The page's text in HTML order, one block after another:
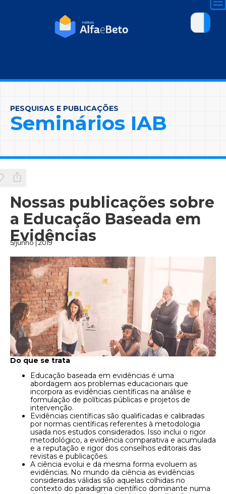
PESQUISAS E PUBLICAÇÕES
Seminários IAB
Nossas publicações sobre
a Educação Baseada em
Evidências
5/junho | 2019
Do que se trata
Educação baseada em evidências é uma
abordagem aos problemas educacionais que
incorpora as evidências científicas na análise e
formulação de políticas públicas e projetos de
intervenção.
Evidências científicas são qualificadas e calibradas
por normas científicas referentes à metodologia
usada nos estudos considerados. Isso inclui o rigor
metodológico, a evidência comparativa e acumulada
e a reputação e rigor dos conselhos editorais das
revistas e publicações.
A ciência evolui e da mesma forma evoluem as
evidências. No mundo da ciência as evidências
consideradas válidas são aquelas colhidas no
contexto do paradigma científico dominante numa